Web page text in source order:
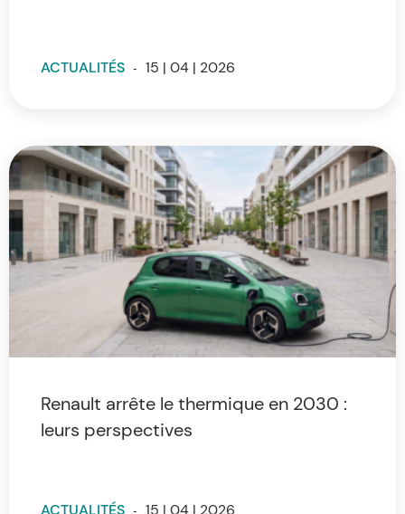
ACTUALITÉS - 15 | 04 | 2026
Renault arrête le thermique en 2030 :
leurs perspectives
ACTUALITÉS - 15 | 04 | 2026